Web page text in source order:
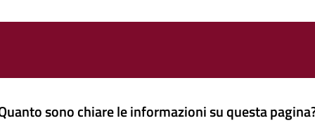
sono chiare le informazioni su questa